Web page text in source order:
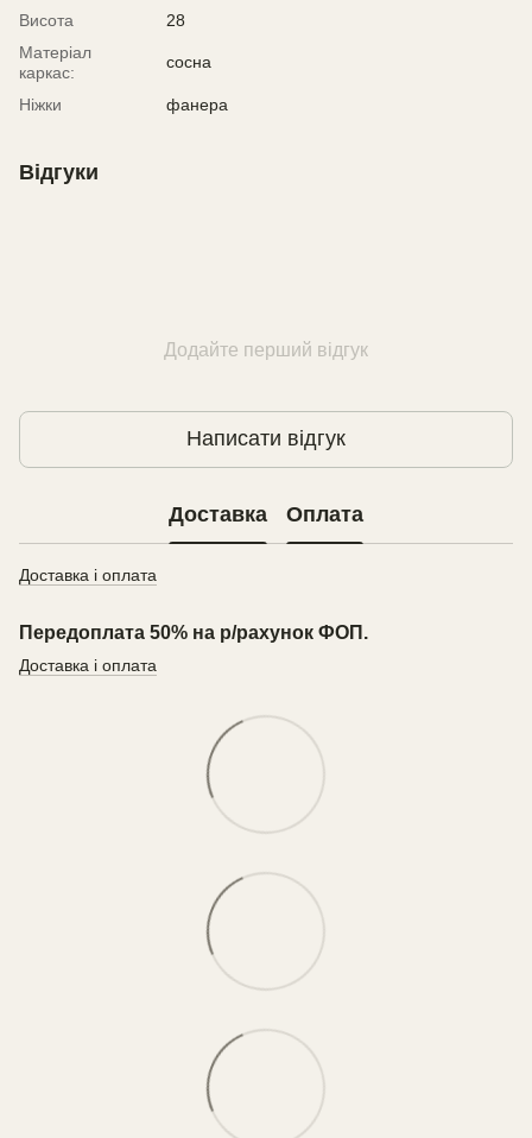
Висота
28
Матеріал
каркас:
сосна
Ніжки фанера
Відгуки
Додайте перший відгук
Написати відгук
Доставка Оплата
Доставка і оплата
Передоплата 50% на р/рахунок ФОП.
Доставка і оплата